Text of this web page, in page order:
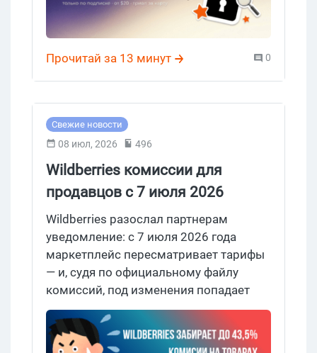
Прочитай за 13 минут 0
Свежие новости
08 июл, 2026 496
Wildberries комиссии для
продавцов с 7 июля 2026
вырастут уже до 43,5%, рост
затрагивает все категории
маркетплейса
Wildberries разослал партнерам
уведомление: с 7 июля 2026 года
маркетплейс пересматривает тарифы
— и, судя по официальному файлу
комиссий, под изменения попадает
больше 90% ассортимента площадки.
Мелким продавцам в профильных
каналах уже советуют "собирать